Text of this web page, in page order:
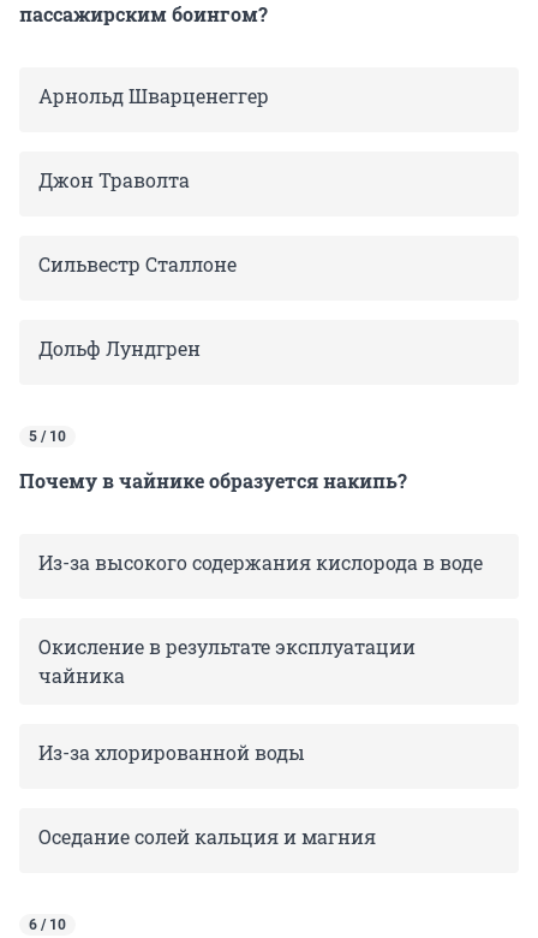
пассажирским боингом?
Арнольд Шварценеггер
Джон Траволта
Сильвестр Сталлоне
Дольф Лундгрен
5 / 10
Почему в чайнике образуется накипь?
Из-за высокого содержания кислорода в воде
Окисление в результате эксплуатации
чайника
Из-за хлорированной воды
Оседание солей кальция и магния
6 / 10